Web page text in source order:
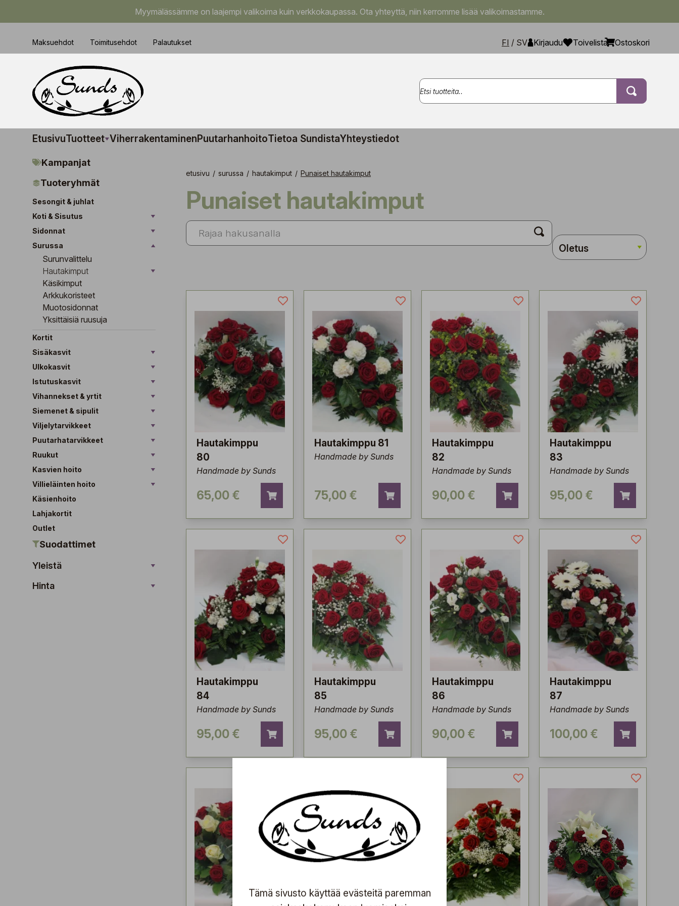
Myymälässämme on laajempi valikoima kuin verkkokaupassa. Ota yhteyttä, niin kerromme lisää valikoimastamme.
Maksuehdot Toimitusehdot Palautukset FI / SV Kirjaudu Toivelista Ostoskori
EtusivuTuotteet ViherrakentaminenPuutarhanhoitoTietoa SundistaYhteystiedot
Kampanjat
Tuoteryhmät
Sesongit & juhlat
Koti & Sisutus
Sidonnat
Surussa
Surunvalittelu
Hautakimput
Käsikimput
Arkkukoristeet
Muotosidonnat
Yksittäisiä ruusuja
Kortit
Sisäkasvit
Ulkokasvit
Istutuskasvit
Vihannekset & yrtit
Siemenet & sipulit
Viljelytarvikkeet
Puutarhatarvikkeet
Ruukut
Kasvien hoito
Villieläinten hoito
Käsienhoito
Lahjakortit
Outlet
Suodattimet
Yleistä
Hinta
etusivu / surussa / hautakimput / Punaiset hautakimput
Punaiset hautakimput
Hautakimppu
80
Handmade by Sunds
65,00 €
Hautakimppu 81
Handmade by Sunds
75,00 €
Hautakimppu
82
Handmade by Sunds
90,00 €
Hautakimppu
83
Handmade by Sunds
95,00 €
Hautakimppu
84
Handmade by Sunds
95,00 €
Hautakimppu
85
Handmade by Sunds
95,00 €
Hautakimppu
86
Handmade by Sunds
90,00 €
Hautakimppu
87
Handmade by Sunds
100,00 €
Tämä sivusto käyttää evästeitä paremman